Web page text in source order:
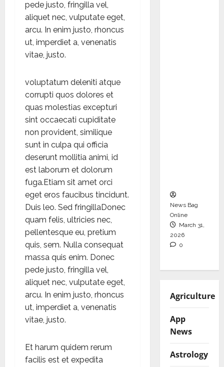
pede justo, fringilla vel,
aliquet nec, vulputate eget,
arcu. In enim justo, rhoncus
ut, imperdiet a, venenatis
vitae, justo.
voluptatum deleniti atque
corrupti quos dolores et
quas molestias excepturi
sint occaecati cupiditate
non provident, similique
sunt in culpa qui officia
deserunt mollitia animi, id
est laborum et dolorum
fuga.Etiam sit amet orci
eget eros faucibus tincidunt.
Duis leo. Sed fringillaDonec
quam felis, ultricies nec,
pellentesque eu, pretium
quis, sem. Nulla consequat
massa quis enim. Donec
pede justo, fringilla vel,
aliquet nec, vulputate eget,
arcu. In enim justo, rhoncus
ut, imperdiet a, venenatis
vitae, justo.
Et harum quidem rerum
facilis est et expedita
News Bag
Online
March 31,
2026
0
Agriculture
App
News
Astrology